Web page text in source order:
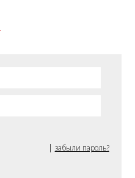
| забыли пароль?